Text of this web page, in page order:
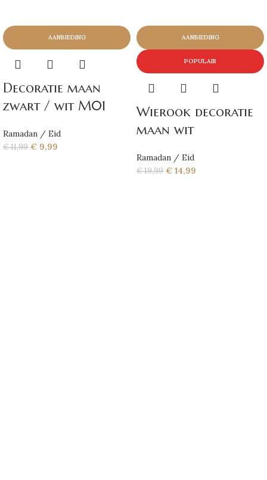
AANBIEDING
Decoratie maan
zwart / wit M01
Ramadan / Eid
€11,99 € 9,99
AANBIEDING
POPULAIR
Wierook decoratie
maan wit
Ramadan / Eid
€19,99 € 14,99